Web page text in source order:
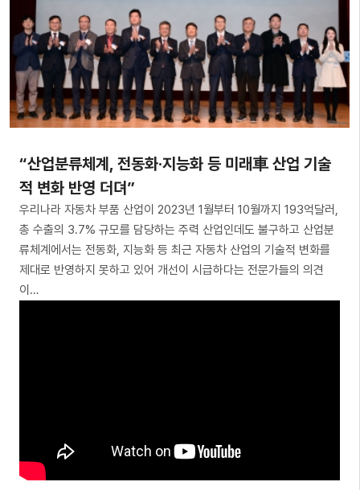
“산업분류체계, 전동화·지능화 등 미래車 산업 기술
적 변화 반영 더뎌”
우리나라 자동차 부품 산업이 2023년 1월부터 10월까지 193억달러,
총 수출의 3.7% 규모를 담당하는 주력 산업인데도 불구하고 산업분
류체계에서는 전동화, 지능화 등 최근 자동차 산업의 기술적 변화를
제대로 반영하지 못하고 있어 개선이 시급하다는 전문가들의 의견
이…